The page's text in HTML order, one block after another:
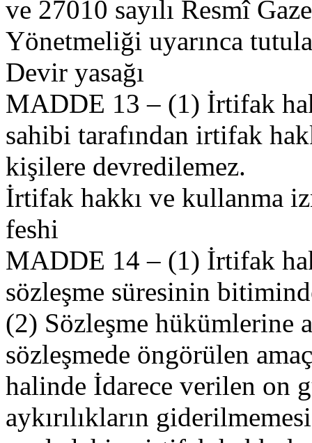
ve 27010 sayılı Resmî
Yönetmeliği uyarınca
Devir yasağı
MADDE 13 – (1) İrtifak
sahibi tarafından irtifak
kişilere devredilemez.
İrtifak hakkı ve kullanma
feshi
MADDE 14 – (1) İrtifak
sözleşme süresinin
(2) Sözleşme hükümlerine
sözleşmede öngörülen
halinde İdarece verilen on
aykırılıkların